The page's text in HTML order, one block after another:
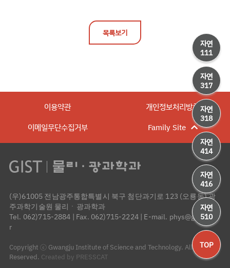
자연
111
자연
317
자연
318
자연
414
자연
416
자연
510
TOP
목록보기
이용약관
개인정보처리방침
이메일무단수집거부
Family Site
(우)61005 전남광주통합특별시 북구 첨단과기로 123 (오룡동) 광
주과학기술원 물리ㆍ광과학과
Tel. 062)715-2884 | Fax. 062)715-2224| E-mail. phys@gist.ac.k
r
Copyright ⓒ Gwangju Institute of Science and Technology. All Rights
Reserved. Created by PRESSCAT